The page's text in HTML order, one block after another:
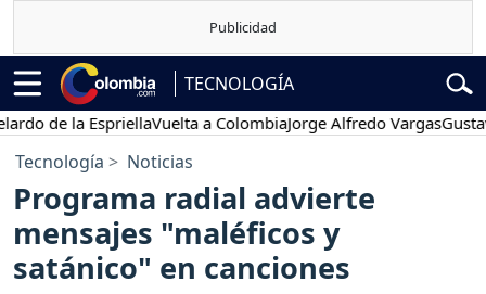
TECNOLOGÍA
la EspriellaVuelta a ColombiaJorge Alfredo VargasGustavo
Tecnología Noticias
Programa radial advierte
mensajes "maléficos y
satánico" en canciones